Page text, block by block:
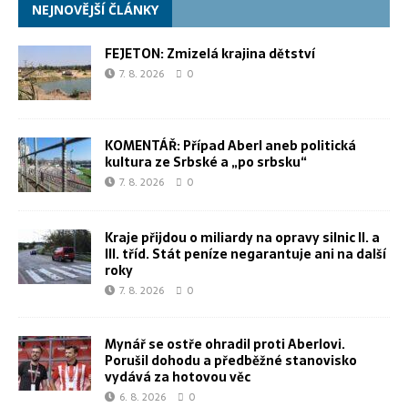
NEJNOVĚJŠÍ ČLÁNKY
FEJETON: Zmizelá krajina dětství
7. 8. 2026 0
KOMENTÁŘ: Případ Aberl aneb politická
kultura ze Srbské a „po srbsku“
7. 8. 2026 0
Kraje přijdou o miliardy na opravy silnic II. a
III. tříd. Stát peníze negarantuje ani na další
roky
7. 8. 2026 0
Mynář se ostře ohradil proti Aberlovi.
Porušil dohodu a předběžné stanovisko
vydává za hotovou věc
6. 8. 2026 0